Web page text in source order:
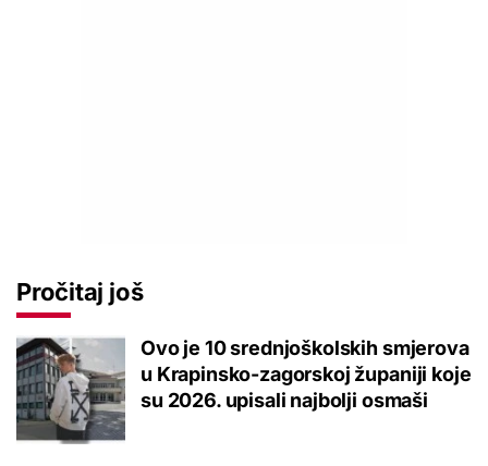
Pročitaj još
Ovo je 10 srednjoškolskih smjerova
u Krapinsko-zagorskoj županiji koje
su 2026. upisali najbolji osmaši